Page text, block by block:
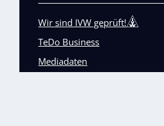
Wir sind IVW geprüft!
TeDo Business
Mediadaten